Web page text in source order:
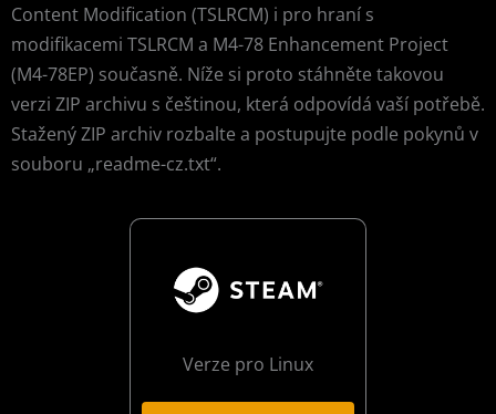
Content Modification (TSLRCM) i pro hraní s
modifikacemi TSLRCM a M4-78 Enhancement Project
(M4-78EP) současně. Níže si proto stáhněte takovou
verzi ZIP archivu s češtinou, která odpovídá vaší potřebě.
Stažený ZIP archiv rozbalte a postupujte podle pokynů v
souboru „readme-cz.txt“.
Verze pro Linux